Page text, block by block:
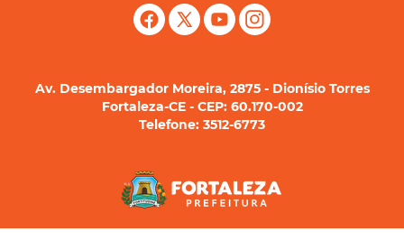
Av. Desembargador Moreira, 2875 - Dionísio Torres
Fortaleza-CE - CEP: 60.170-002
Telefone: 3512-6773